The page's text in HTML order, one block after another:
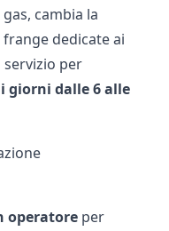
cambia la
dedicate ai
servizio per
giorni dalle 6 alle
operatore per